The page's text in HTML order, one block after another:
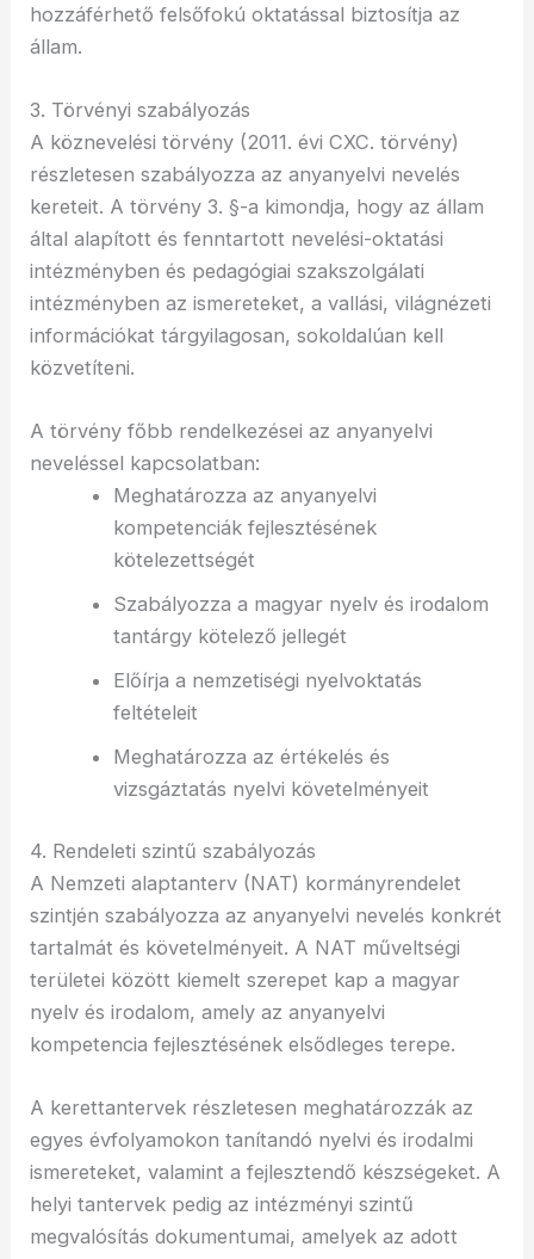
hozzáférhető felsőfokú oktatással biztosítja az
állam.
3. Törvényi szabályozás
A köznevelési törvény (2011. évi CXC. törvény)
részletesen szabályozza az anyanyelvi nevelés
kereteit. A törvény 3. §-a kimondja, hogy az állam
által alapított és fenntartott nevelési-oktatási
intézményben és pedagógiai szakszolgálati
intézményben az ismereteket, a vallási, világnézeti
információkat tárgyilagosan, sokoldalúan kell
közvetíteni.
A törvény főbb rendelkezései az anyanyelvi
neveléssel kapcsolatban:
Meghatározza az anyanyelvi
kompetenciák fejlesztésének
kötelezettségét
Szabályozza a magyar nyelv és irodalom
tantárgy kötelező jellegét
Előírja a nemzetiségi nyelvoktatás
feltételeit
Meghatározza az értékelés és
vizsgáztatás nyelvi követelményeit
4. Rendeleti szintű szabályozás
A Nemzeti alaptanterv (NAT) kormányrendelet
szintjén szabályozza az anyanyelvi nevelés konkrét
tartalmát és követelményeit. A NAT műveltségi
területei között kiemelt szerepet kap a magyar
nyelv és irodalom, amely az anyanyelvi
kompetencia fejlesztésének elsődleges terepe.
A kerettantervek részletesen meghatározzák az
egyes évfolyamokon tanítandó nyelvi és irodalmi
ismereteket, valamint a fejlesztendő készségeket. A
helyi tantervek pedig az intézményi szintű
megvalósítás dokumentumai, amelyek az adott